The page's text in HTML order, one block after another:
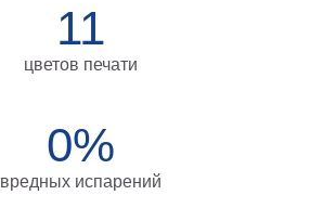
11
цветов печати
0%
вредных испарений